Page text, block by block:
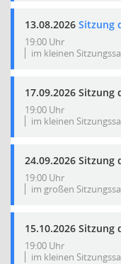
13.08.2026 Sitzung
19:00 Uhr
im kleinen
17.09.2026 Sitzung
19:00 Uhr
im kleinen
24.09.2026 Sitzung
19:00 Uhr
im großen
15.10.2026 Sitzung
19:00 Uhr
im kleinen